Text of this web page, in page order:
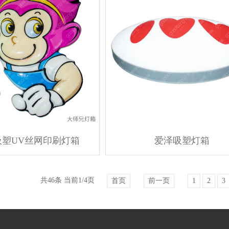
UV丝网印刷灯箱 爱泽吸塑灯箱
共46条 当前1/4页 首页 前一页 1 2 3